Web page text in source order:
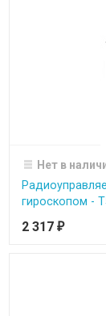
Нет в
гироскопом -
2 317 ₽